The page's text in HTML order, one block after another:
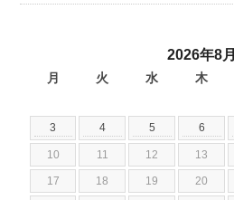
2026年8月
月 火 水 木
3 4 5 6
10 11 12 13
17 18 19 20